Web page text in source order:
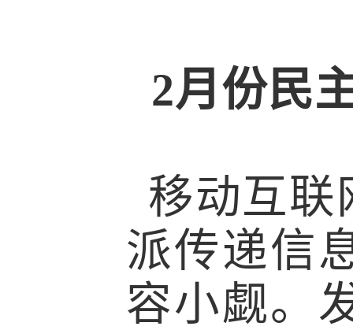
2月份民
移动互联
派传递信
容小觑。